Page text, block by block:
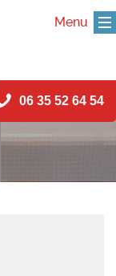
Menu
06 35 52 64 54